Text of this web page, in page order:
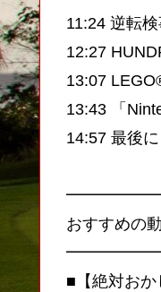
11:24 逆転
12:27
13:07
13:43 「
14:57 最後に
おすすめの
■【絶対お